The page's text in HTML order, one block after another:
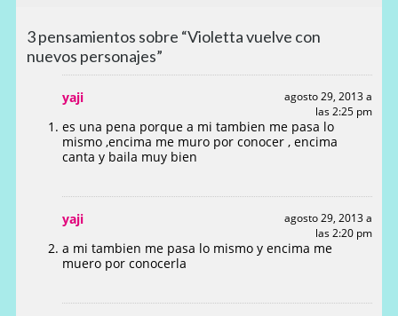
3 pensamientos sobre “Violetta vuelve con
nuevos personajes”
yaji
agosto 29, 2013 a
las 2:25 pm
es una pena porque a mi tambien me pasa lo
mismo ,encima me muro por conocer , encima
canta y baila muy bien
yaji
agosto 29, 2013 a
las 2:20 pm
a mi tambien me pasa lo mismo y encima me
muero por conocerla